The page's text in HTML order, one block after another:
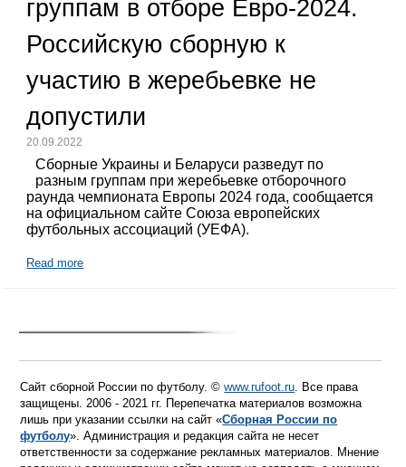
группам в отборе Евро-2024.
Российскую сборную к
участию в жеребьевке не
допустили
20.09.2022
Сборные Украины и Беларуси разведут по
разным группам при жеребьевке отборочного
раунда чемпионата Европы 2024 года, сообщается
на официальном сайте Союза европейских
футбольных ассоциаций (УЕФА).
Read more
Сайт сборной России по футболу. ©www.rufoot.ru. Все права
защищены. 2006 - 2021 гг. Перепечатка материалов возможна
лишь при указании ссылки на сайт «Сборная России по
футболу». Администрация и редакция сайта не несет
ответственности за содержание рекламных материалов. Мнение